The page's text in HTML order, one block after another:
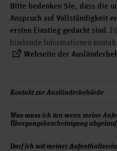
Bitte bedenken Sie, dass die
Anspruch auf Vollständigkeit
ersten Einstieg gedacht sind.
bindende Informationen
Webseite der
Kontakt zur Ausländerbehörde
Ausländerbehörde der Stadt
Was muss ich tun wenn meine
Übergangsbescheinigung
Melden Sie sich vor Ablauf
Darf ich mit meiner